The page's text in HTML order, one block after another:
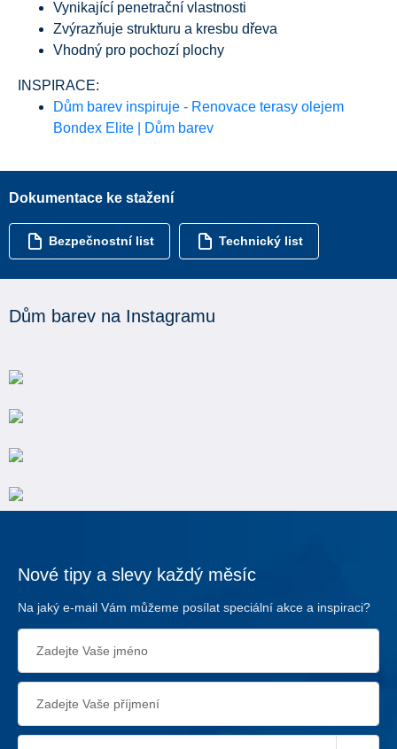
Vynikající penetrační vlastnosti
Zvýrazňuje strukturu a kresbu dřeva
Vhodný pro pochozí plochy
INSPIRACE:
Dům barev inspiruje - Renovace terasy olejem
Bondex Elite | Dům barev
Dokumentace ke stažení
Bezpečnostní list Technický list
Dům barev na Instagramu
Nové tipy a slevy každý měsíc
Na jaký e-mail Vám můžeme posílat speciální akce a inspiraci?